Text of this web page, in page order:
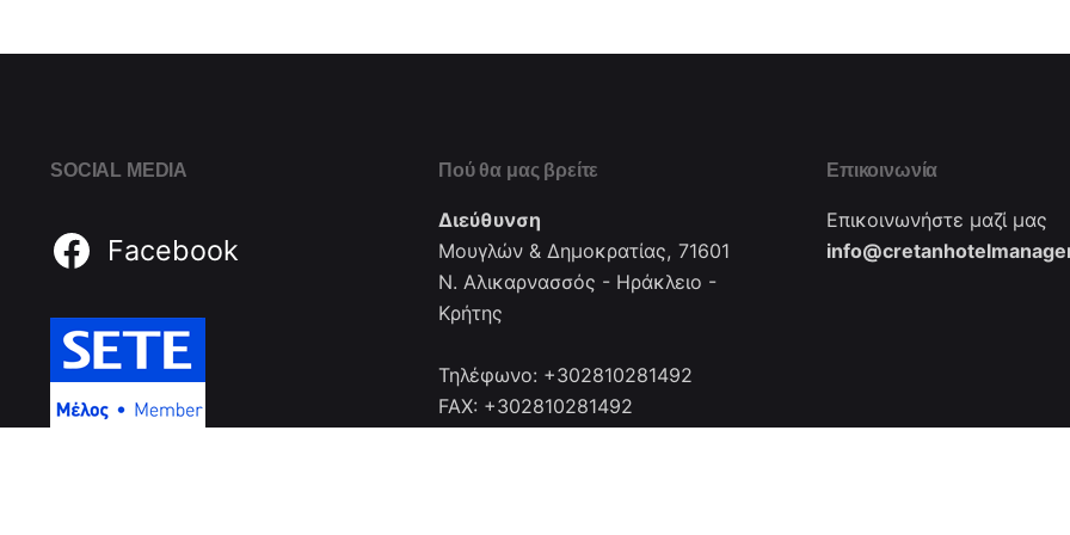
SOCIAL MEDIA
Facebook
Πού θα μας βρείτε
Διεύθυνση
Μουγλών & Δημοκρατίας, 71601
Ν. Αλικαρνασσός - Ηράκλειο -
Κρήτης
Τηλέφωνο: +302810281492
FAX: +302810281492
Επικοινωνία
Επικοινωνήστε μαζί μας